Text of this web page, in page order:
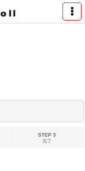
STEP 3
完了